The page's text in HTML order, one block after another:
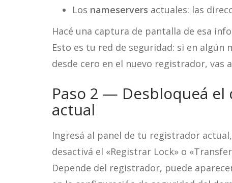
Los nameservers actuales: las
Hacé una captura de pantalla de esa
Esto es tu red de seguridad: si en
desde cero en el nuevo registrador, vas
Paso 2 — Desbloqueá
actual
Ingresá al panel de tu registrador
desactivá el «Registrar Lock» o
Depende del registrador, puede